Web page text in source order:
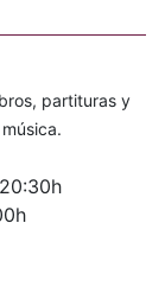
partituras y